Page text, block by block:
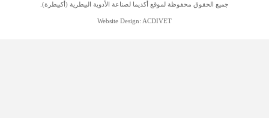
جميع الحقوق محفوظة لموقع أكديما لصناعة الأدوية البيطرية (أكبيطرة).
Website Design: ACDIVET